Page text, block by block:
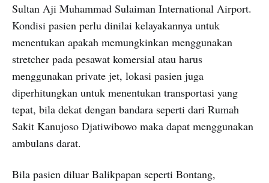
Sultan Aji Muhammad Sulaiman International Airport.
Kondisi pasien perlu dinilai kelayakannya untuk
menentukan apakah memungkinkan menggunakan
stretcher pada pesawat komersial atau harus
menggunakan private jet, lokasi pasien juga
diperhitungkan untuk menentukan transportasi yang
tepat, bila dekat dengan bandara seperti dari Rumah
Sakit Kanujoso Djatiwibowo maka dapat menggunakan
ambulans darat.
Bila pasien diluar Balikpapan seperti Bontang,